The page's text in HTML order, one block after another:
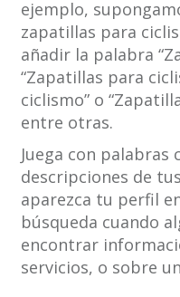
ejemplo,
zapatillas para
añadir la palabra
“Zapatillas para
ciclismo” o
entre otras.
Juega con palabras
descripciones de
aparezca tu perfil
búsqueda cuando
encontrar
servicios, o sobre